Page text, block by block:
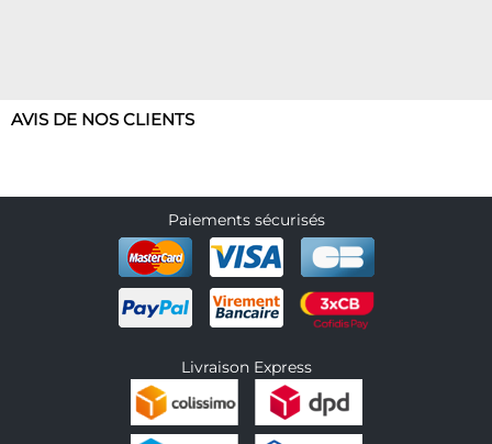
AVIS DE NOS CLIENTS
Paiements sécurisés
Livraison Express